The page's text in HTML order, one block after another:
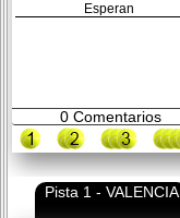
Esperan
0Comentarios
Pista 1 - VALENCIA